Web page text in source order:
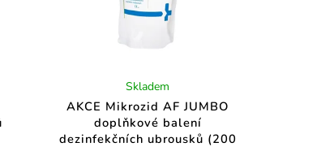
AKCE Mikrozid AF JUMBO
doplňkové balení
dezinfekčních ubrousků (200
Skladem